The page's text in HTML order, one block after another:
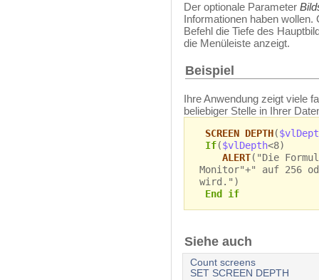
Der optionale Parameter
Informationen haben
Befehl die Tiefe des
die Menüleiste anzeigt.
Beispiel
Ihre Anwendung zeigt viele
beliebiger Stelle in Ihrer
SCREEN DEPTH(
If($vlDepth<8)
ALERT("Die
Monitor"+" auf 256
wird.")
End if
Siehe auch
Count screens
SET SCREEN DEPTH